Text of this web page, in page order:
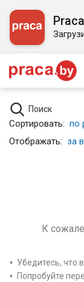
Поиск
Сортировать: по
Отображать: за
К
Убедитесь, что
Попробуйте